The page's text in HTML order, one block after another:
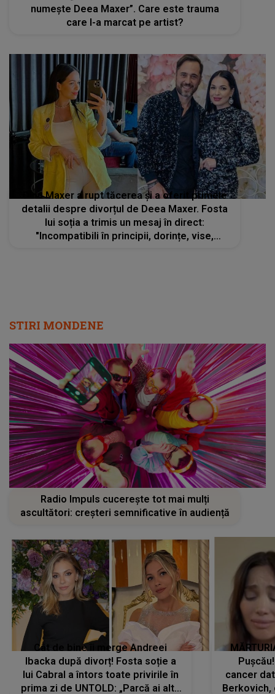
numește Deea Maxer”. Care este trauma
care l-a marcat pe artist?
Dinu Maxer a rupt tăcerea și a oferit primele
detalii despre divorțul de Deea Maxer. Fosta
lui soția a trimis un mesaj în direct:
"Incompatibili în principii, dorințe, vise,
STIRI MONDENE
Radio Impuls cucerește tot mai mulți
ascultători: creșteri semnificative în audiență
Cât de bine îi merge Andreei
Ibacka după divorț! Fosta soție a
lui Cabral a întors toate privirile în
prima zi de UNTOLD: „Parcă ai altă
cancer
Berkovich,